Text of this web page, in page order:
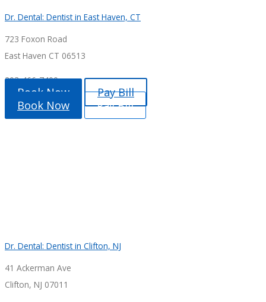
Dr. Dental: Dentist in East Haven, CT
723 Foxon Road
East Haven CT 06513
203-466-7400
Book Now
Pay Bill
Book Now
Pay Bill
Dr. Dental: Dentist in Clifton, NJ
41 Ackerman Ave
Clifton, NJ 07011